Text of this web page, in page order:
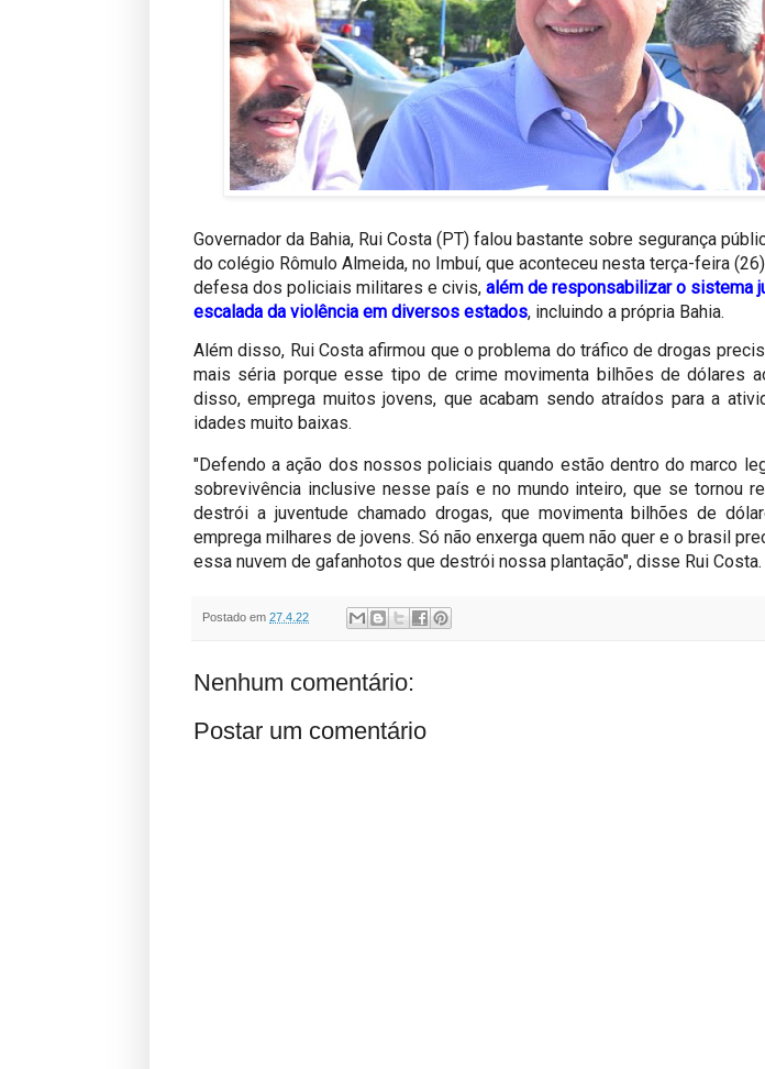
Governador da Bahia, Rui Costa (PT) falou bastante sobre segurança
do colégio Rômulo Almeida, no Imbuí, que aconteceu nesta terça-feira
defesa dos policiais militares e civis, além de responsabilizar o sistema
escalada da violência em diversos estados, incluindo a própria Bahia.
Além disso, Rui Costa afirmou que o problema do tráfico de drogas
mais séria porque esse tipo de crime movimenta bilhões de dólares
disso, emprega muitos jovens, que acabam sendo atraídos para a
idades muito baixas.
"Defendo a ação dos nossos policiais quando estão dentro do marco
sobrevivência inclusive nesse país e no mundo inteiro, que se tornou
destrói a juventude chamado drogas, que movimenta bilhões de
emprega milhares de jovens. Só não enxerga quem não quer e o brasil
essa nuvem de gafanhotos que destrói nossa plantação", disse Rui Costa.
Postado em 27.4.22
Nenhum comentário:
Postar um comentário